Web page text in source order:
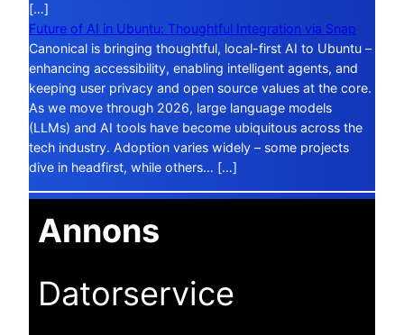
[…]
Future of AI in Ubuntu: Thoughtful Integration via Snap
Canonical is bringing thoughtful, local-first AI to Ubuntu –
enhancing accessibility, enabling intelligent agents, and
keeping user privacy and open source values at the core.
As we move through 2026, large language models
(LLMs) and AI tools have become ubiquitous across the
tech industry. Adoption varies widely – some projects
dive in headfirst, while others… […]
Annons
Datorservice